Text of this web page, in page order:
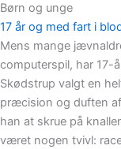
Børn og unge
17 år og med fart i
Mens mange
computerspil, har 17-
Skødstrup valgt en
præcision og duften
han at skrue på
været nogen tvivl: